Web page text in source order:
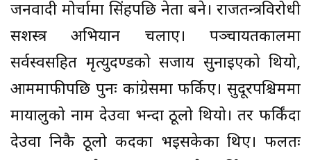
जनवादी मोर्चामा सिंहपछि नेता बने। राजतन्त्रविरोधी
सशस्त्र अभियान चलाए। पञ्चायतकालमा
सर्वस्वसहित मृत्युदण्डको सजाय सुनाइएको थियो,
आममाफीपछि पुनः कांग्रेसमा फर्किए। सुदूरपश्चिममा
मायालुको नाम देउवा भन्दा ठूलो थियो। तर फर्किंदा
देउवा निकै ठूलो कदका भइसकेका थिए। फलतः